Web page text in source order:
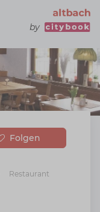
by
Folgen
Restaurant